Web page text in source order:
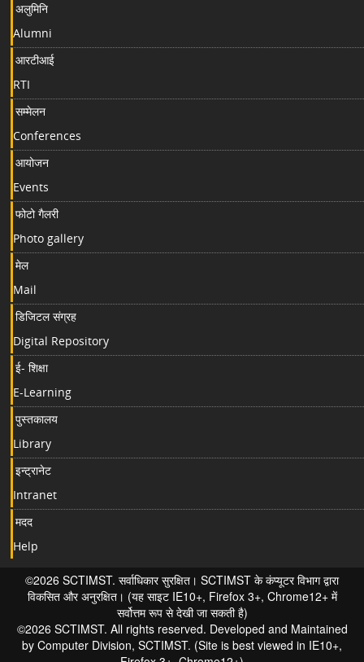
अलुमिनि
Alumni
आरटीआई
RTI
सम्मेलन
Conferences
आयोजन
Events
फोटो गैलरी
Photo gallery
मेल
Mail
डिजिटल संग्रह
Digital Repository
ई- शिक्षा
E-Learning
पुस्तकालय
Library
इन्ट्रानेट
Intranet
मदद
Help
©2026 SCTIMST. सर्वाधिकार सुरक्षित। SCTIMST के कंप्यूटर विभाग द्वारा
विकसित और अनुरक्षित। (यह साइट IE10+, Firefox 3+, Chrome12+ में
सर्वोत्तम रूप से देखी जा सकती है)
©2026 SCTIMST. All rights reserved. Developed and Maintained
by Computer Division, SCTIMST. (Site is best viewed in IE10+,